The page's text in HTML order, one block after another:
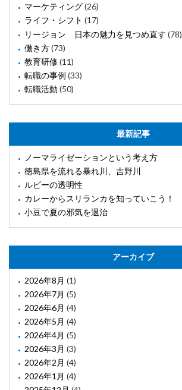
マーケティング(26)
ライフ・シフト (17)
リージョン 日本の魅力を見つめ直す (78)
働き方(73)
教育研修(11)
転職の事例 (33)
転職活動 (50)
最新記事
ノーマライゼーションという考え方
徳島県を流れる暴れ川、吉野川
ルビーの透明性
カレーからスリランカを知っていこう！
小豆で夏の邪気を退治
アーカイブ
2026年8月 (1)
2026年7月 (5)
2026年6月 (4)
2026年5月 (4)
2026年4月 (5)
2026年3月 (3)
2026年2月 (4)
2026年1月 (4)